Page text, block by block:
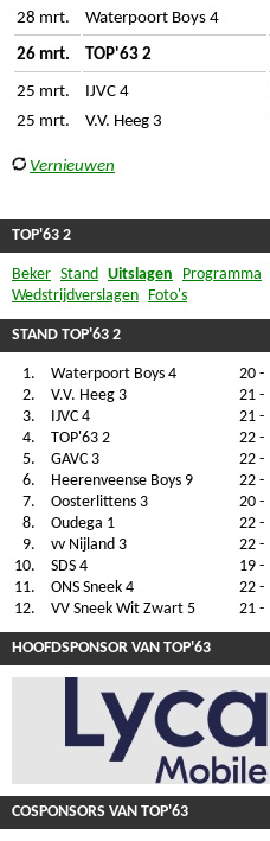
28 mrt.
Waterpoort Boys 4
26 mrt. TOP'63 2
25 mrt. IJVC 4
25 mrt.
V.V. Heeg 3
Vernieuwen
TOP'63 2
Beker Stand Uitslagen Programma
Wedstrijdverslagen Foto's
STAND TOP'63 2
1. Waterpoort Boys 4 20 -
2.
V.V. Heeg 3 21 -
3.
IJVC 4 21 -
4.
TOP'63 2 22 -
5.
GAVC 3 22 -
6.
Heerenveense Boys 9 22 -
7.
Oosterlittens 3 20 -
8.
Oudega 1 22 -
9.
vv Nijland 3 22 -
10.
SDS 4 19 -
11.
ONS Sneek 4 22 -
12.
VV Sneek Wit Zwart 5 21 -
HOOFDSPONSOR VAN TOP'63
COSPONSORS VAN TOP'63